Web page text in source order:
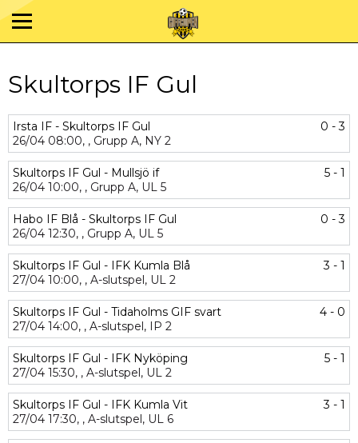
Skultorps IF Gul
Irsta IF - Skultorps IF Gul
0 - 3
26/04 08:00, , Grupp A, NY 2
Skultorps IF Gul - Mullsjö if
5 - 1
26/04 10:00, , Grupp A, UL 5
Habo IF Blå - Skultorps IF Gul
0 - 3
26/04 12:30, , Grupp A, UL 5
Skultorps IF Gul - IFK Kumla Blå
3 - 1
27/04 10:00, , A-slutspel, UL 2
Skultorps IF Gul - Tidaholms GIF svart
4 - 0
27/04 14:00, , A-slutspel, IP 2
Skultorps IF Gul - IFK Nyköping
5 - 1
27/04 15:30, , A-slutspel, UL 2
Skultorps IF Gul - IFK Kumla Vit
3 - 1
27/04 17:30, , A-slutspel, UL 6